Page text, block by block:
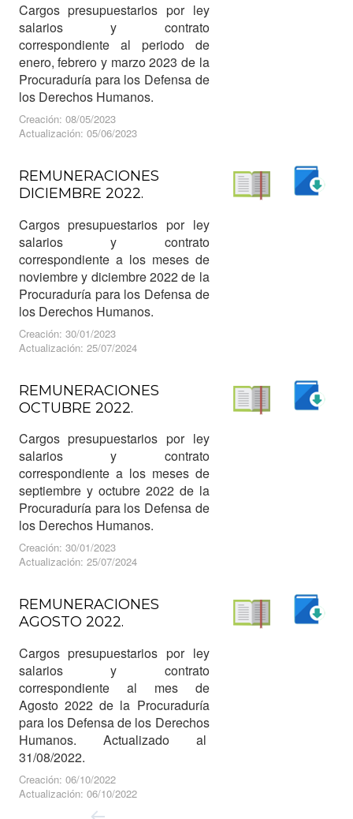
Cargos presupuestarios por ley
salarios y contrato
correspondiente al periodo de
enero, febrero y marzo 2023 de la
Procuraduría para los Defensa de
los Derechos Humanos.
Creación: 08/05/2023
Actualización: 05/06/2023
REMUNERACIONES
DICIEMBRE 2022.
Cargos presupuestarios por ley
salarios y contrato
correspondiente a los meses de
noviembre y diciembre 2022 de la
Procuraduría para los Defensa de
los Derechos Humanos.
Creación: 30/01/2023
Actualización: 25/07/2024
REMUNERACIONES
OCTUBRE 2022.
Cargos presupuestarios por ley
salarios y contrato
correspondiente a los meses de
septiembre y octubre 2022 de la
Procuraduría para los Defensa de
los Derechos Humanos.
Creación: 30/01/2023
Actualización: 25/07/2024
REMUNERACIONES
AGOSTO 2022.
Cargos presupuestarios por ley
salarios y contrato
correspondiente al mes de
Agosto 2022 de la Procuraduría
para los Defensa de los Derechos
Humanos. Actualizado al
31/08/2022.
Creación: 06/10/2022
Actualización: 06/10/2022